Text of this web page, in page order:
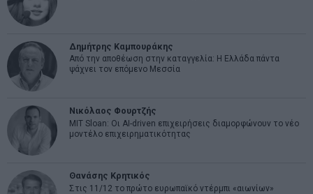
Δημήτρης Καμπουράκης
Από την αποθέωση στην καταγγελία: Η Ελλάδα πάντα
ψάχνει τον επόμενο Μεσσία
Νικόλαος Φουρτζής
MIT Sloan: Οι AI-driven επιχειρήσεις διαμορφώνουν το νέο
μοντέλο επιχειρηματικότητας
Θανάσης Κρητικός
Στις 11/12 το πρώτο ευρωπαϊκό ντέρμπι «αιωνίων»